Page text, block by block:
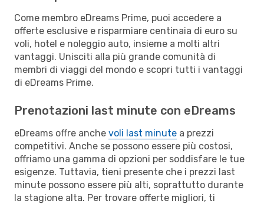
Come membro eDreams Prime, puoi accedere a
offerte esclusive e risparmiare centinaia di euro su
voli, hotel e noleggio auto, insieme a molti altri
vantaggi. Unisciti alla più grande comunità di
membri di viaggi del mondo e scopri tutti i vantaggi
di eDreams Prime.
Prenotazioni last minute con eDreams
eDreams offre anche voli last minute a prezzi
competitivi. Anche se possono essere più costosi,
offriamo una gamma di opzioni per soddisfare le tue
esigenze. Tuttavia, tieni presente che i prezzi last
minute possono essere più alti, soprattutto durante
la stagione alta. Per trovare offerte migliori, ti